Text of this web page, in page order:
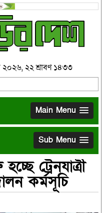
২০২৬, ২২ শ্রাবণ ১৪৩৩
Main Menu
Sub Menu
ট্রেনযাত্রী
কর্মসূচি